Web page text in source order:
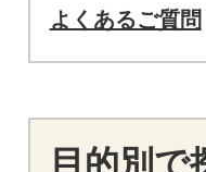
よくあるご質問
目的別で